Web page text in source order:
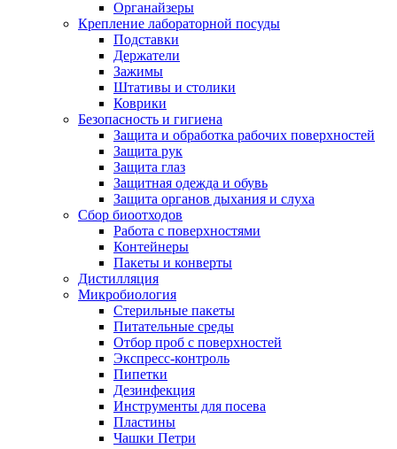
Органайзеры
Крепление лабораторной посуды
Подставки
Держатели
Зажимы
Штативы и столики
Коврики
Безопасность и гигиена
Защита и обработка рабочих поверхностей
Защита рук
Защита глаз
Защитная одежда и обувь
Защита органов дыхания и слуха
Сбор биоотходов
Работа с поверхностями
Контейнеры
Пакеты и конверты
Дистилляция
Микробиология
Стерильные пакеты
Питательные среды
Отбор проб с поверхностей
Экспресс-контроль
Пипетки
Дезинфекция
Инструменты для посева
Пластины
Чашки Петри